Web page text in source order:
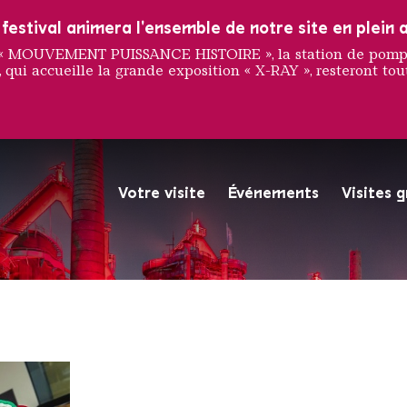
Votre visite Événements Visites
La Völklinger Hütte
Copyright: Weltkulturerbe
festival animera l'ensemble de notre site en plein
PUISSANCE HISTOIRE », la station de
qui accueille la grande exposition « X-RAY », resteront